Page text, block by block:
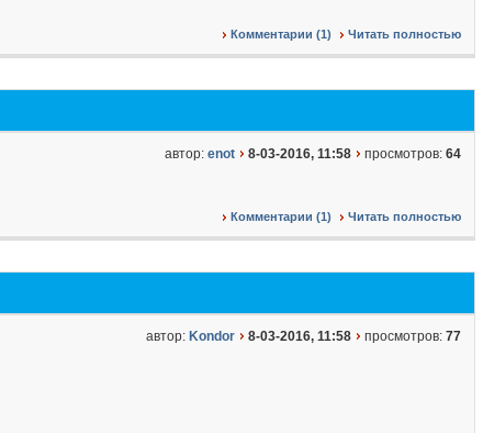
Комментарии (1) Читать полностью
автор: enot 8-03-2016, 11:58 просмотров: 64
Комментарии (1) Читать полностью
автор: Kondor 8-03-2016, 11:58 просмотров: 77